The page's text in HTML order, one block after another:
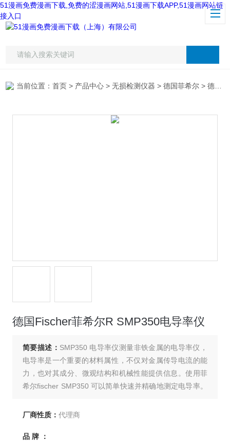
51漫画免费漫画下载,免费的涩漫画网站,51漫画下载APP,51漫画网站链
接入口
当前位置：首页 > 产品中心 >无损检测仪器 >德国菲希尔 > 德国Fischer菲希尔R SMP350电导率仪
德国Fischer菲希尔R SMP350电导率仪
简要描述： SMP350 电导率仪测量非铁金属的电导率仪，
电导率是一个重要的材料属性，不仅对金属传导电流的能
力，也对其成分、微观结构和机械性能提供信息。使用菲
希尔fischer SMP350 可以简单快速并精确地测定电导率。
厂商性质： 代理商
品 牌 ：